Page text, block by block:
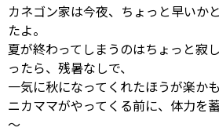
カネゴン家は今夜、ちょっと早いか
たよ。
夏が終わってしまうのはちょっと寂
ったら、残暑なしで、
一気に秋になってくれたほうが楽かも
ニカママがやってくる前に、体力を
～